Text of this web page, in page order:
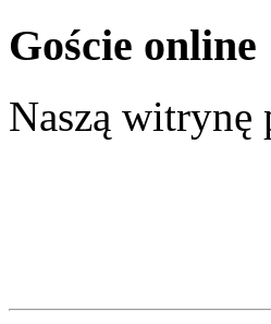
Goście online
Naszą witrynę